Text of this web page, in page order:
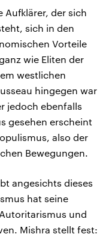
Aufklärer, der sich
sich in den
Vorteile
wie Eliten der
westlichen
hingegen war
jedoch ebenfalls
gesehen erscheint
also der
Bewegungen.
angesichts dieses
hat seine
und
Mishra stellt fest: